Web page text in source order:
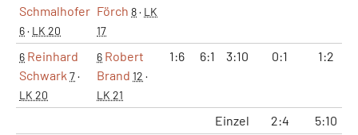
Schmalhofer
6· LK 20
Förch 8· LK
17
6 Reinhard
Schwark 7·
LK 20
6 Robert
Brand 12 ·
LK 21
1:6 6:1 3:10 0:1 1:2
Einzel 2:4 5:10